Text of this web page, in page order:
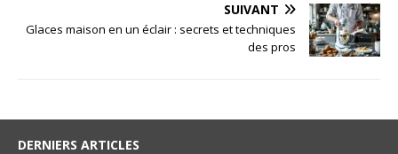
SUIVANT
Glaces maison en un éclair : secrets et techniques
des pros
DERNIERS ARTICLES